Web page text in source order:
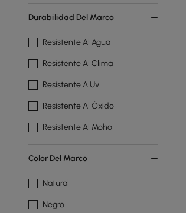
Durabilidad Del Marco
Resistente Al Agua
Resistente Al Clima
Resistente A Uv
Resistente Al Óxido
Resistente Al Moho
Color Del Marco
Natural
Negro